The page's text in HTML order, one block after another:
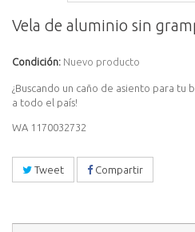
Vela de aluminio sin
Condición: Nuevo producto
¿Buscando un caño de asiento para tu
a todo el país!
WA 1170032732
Tweet Compartir